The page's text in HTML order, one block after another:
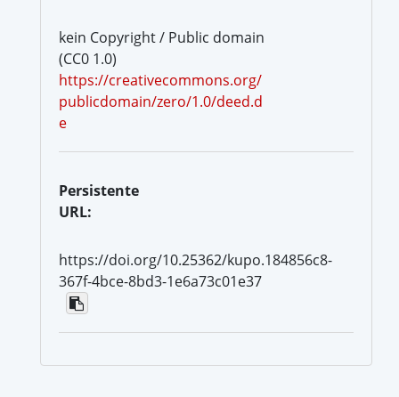
kein Copyright / Public domain
(CC0 1.0)
https://creativecommons.org/
publicdomain/zero/1.0/deed.d
e
Persistente
URL:
https://doi.org/10.25362/kupo.184856c8-
367f-4bce-8bd3-1e6a73c01e37